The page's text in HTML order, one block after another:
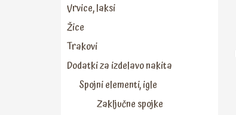
Vrvice, laksi
Žice
Trakovi
Dodatki za izdelavo nakita
Spojni elementi, igle
Zaključne spojke